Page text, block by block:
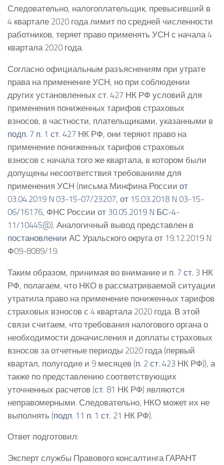
Следовательно, налогоплательщик, превысивший в
4 квартале 2020 года лимит по средней численности
работников, теряет право применять УСН с начала 4
квартала 2020 года.
Согласно официальным разъяснениям при утрате
права на применение УСН, но при соблюдении
других установленных ст. 427 НК РФ условий для
применения пониженных тарифов страховых
взносов, в частности, плательщиками, указанными в
подп. 7 п. 1 ст. 427 НК РФ, они теряют право на
применение пониженных тарифов страховых
взносов с начала того же квартала, в котором были
допущены несоответствия требованиям для
применения УСН (письма Минфина России от
03.04.2019 N 03-15-07/23207, от 15.03.2018 N 03-15-
06/16176, ФНС России от 30.05.2019 N БС-4-
11/10445@). Аналогичный вывод представлен в
постановлении АС Уральского округа от 19.12.2019 N
Ф09-8089/19.
Таким образом, принимая во внимание и п. 7 ст. 3 НК
РФ, полагаем, что НКО в рассматриваемой ситуации
утратила право на применение пониженных тарифов
страховых взносов с 4 квартала 2020 года. В этой
связи считаем, что требования налогового органа о
необходимости доначисления и доплаты страховых
взносов за отчетные периоды 2020 года (первый
квартал, полугодие и 9 месяцев (п. 2 ст. 423 НК РФ)), а
также по представлению соответствующих
уточненных расчетов (ст. 81 НК РФ) являются
неправомерными. Следовательно, НКО может их не
выполнять (подп. 11 п. 1 ст. 21 НК РФ).
Ответ подготовил:
Эксперт службы Правового консалтинга ГАРАНТ